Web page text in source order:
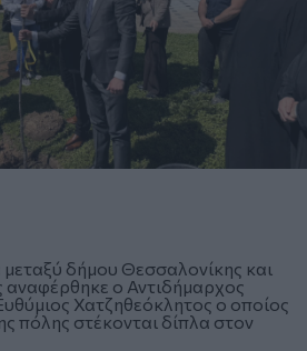
δήμου Θεσσαλονίκης και
αναφέρθηκε ο Αντιδήμαρχος
Χατζηθεόκλητος ο οποίος
πόλης στέκονται δίπλα στον